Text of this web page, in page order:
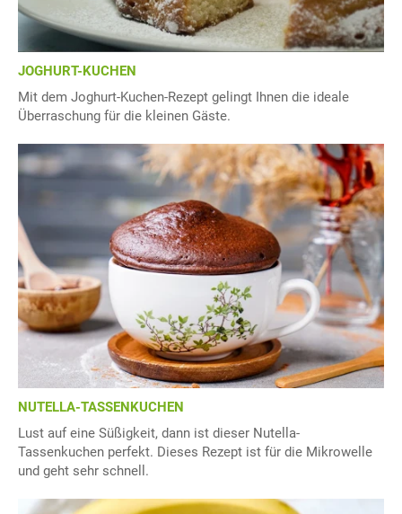
JOGHURT-KUCHEN
Mit dem Joghurt-Kuchen-Rezept gelingt Ihnen die ideale
Überraschung für die kleinen Gäste.
NUTELLA-TASSENKUCHEN
Lust auf eine Süßigkeit, dann ist dieser Nutella-
Tassenkuchen perfekt. Dieses Rezept ist für die Mikrowelle
und geht sehr schnell.